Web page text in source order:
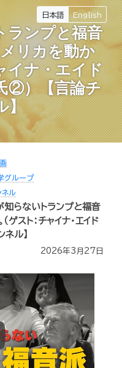
日本語 English
ランプと福音
リカを動か
イナ・エイド
②）【言論チ
】
グループ
ネル
知らないトランプと福音
スト：チャイナ・エイド
ル】
2026年3月27日